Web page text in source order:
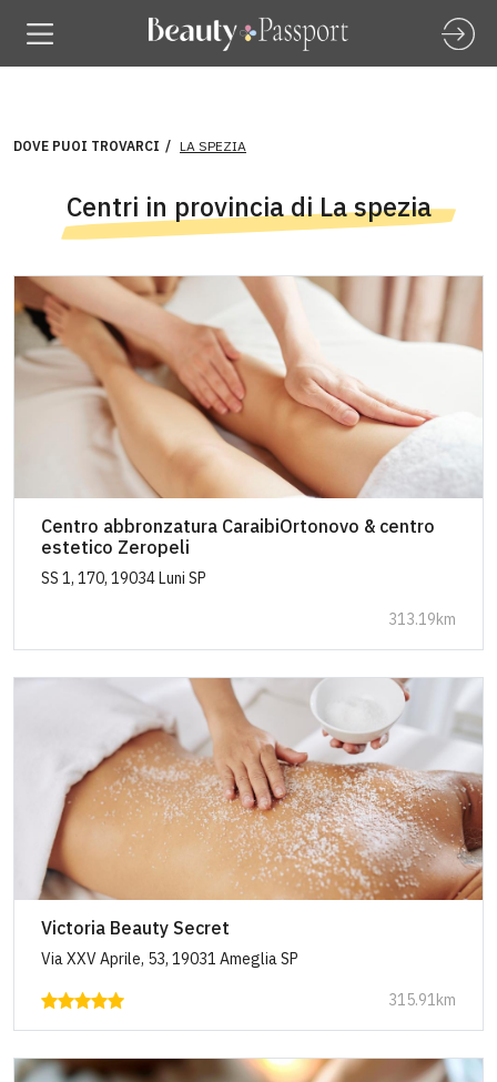
DOVE PUOI TROVARCI LA SPEZIA
Centri in provincia di La spezia
Centro abbronzatura CaraibiOrtonovo & centro
estetico Zeropeli
SS 1, 170, 19034 Luni SP
313.19km
Victoria Beauty Secret
Via XXV Aprile, 53, 19031 Ameglia SP
315.91km